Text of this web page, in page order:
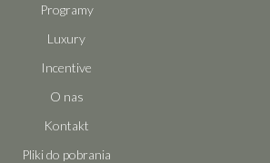
Programy
Luxury
Incentive
O nas
Kontakt
Pliki do pobrania